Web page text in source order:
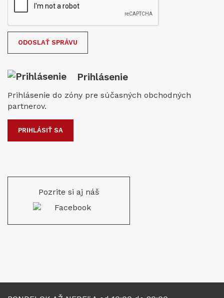
Prihlásenie
Prihlásenie do zóny pre súčasných obchodných
partnerov.
PRIHLÁSIŤ SA
Pozrite si aj náš